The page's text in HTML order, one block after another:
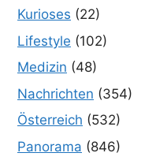
Kurioses (22)
Lifestyle (102)
Medizin (48)
Nachrichten (354)
Österreich (532)
Panorama (846)